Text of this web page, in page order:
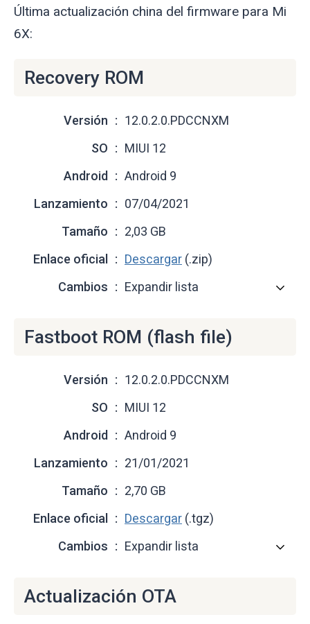
Última actualización china del firmware para Mi
6X:
Recovery ROM
Versión
12.0.2.0.PDCCNXM
SO
MIUI 12
Android
Android 9
Lanzamiento
07/04/2021
Tamaño
2,03 GB
Enlace oficial
Descargar (.zip)
Cambios
Expandir lista
Fastboot ROM (flash file)
Versión
12.0.2.0.PDCCNXM
SO
MIUI 12
Android
Android 9
Lanzamiento
21/01/2021
Tamaño
2,70 GB
Enlace oficial
Descargar (.tgz)
Cambios
Expandir lista
Actualización OTA